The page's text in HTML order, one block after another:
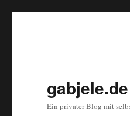
gabjele.de
Ein privater Blog mit